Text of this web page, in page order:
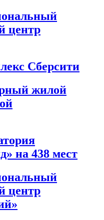
центр
Сберсити
жилой
на 438 мест
центр